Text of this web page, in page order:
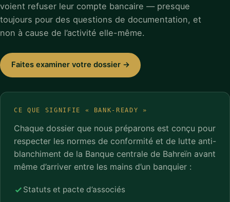
voient refuser leur compte bancaire — presque
toujours pour des questions de documentation, et
non à cause de l’activité elle-même.
Faites examiner votre dossier →
CE QUE SIGNIFIE « BANK-READY »
Chaque dossier que nous préparons est conçu pour
respecter les normes de conformité et de lutte anti-
blanchiment de la Banque centrale de Bahreïn avant
même d’arriver entre les mains d’un banquier :
Statuts et pacte d’associés